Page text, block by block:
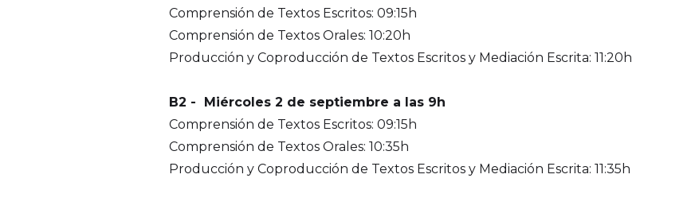
Comprensión de Textos Escritos: 09:15h
Comprensión de Textos Orales: 10:20h
Producción y Coproducción de Textos Escritos y Mediación Escrita: 11:20h
B2 - Miércoles 2 de septiembre a las 9h
Comprensión de Textos Escritos: 09:15h
Comprensión de Textos Orales: 10:35h
Producción y Coproducción de Textos Escritos y Mediación Escrita: 11:35h